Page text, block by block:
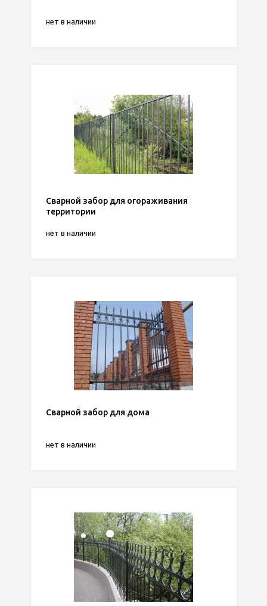
нет в наличии
Сварной забор для огораживания
территории
нет в наличии
Сварной забор для дома
нет в наличии